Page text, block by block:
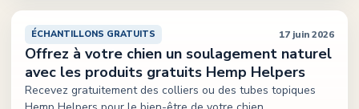
ÉCHANTILLONS GRATUITS 17 juin 2026
Offrez à votre chien un soulagement naturel
avec les produits gratuits Hemp Helpers
Recevez gratuitement des colliers ou des tubes topiques